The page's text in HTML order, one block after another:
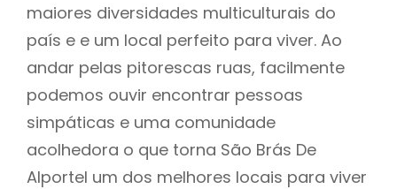
maiores diversidades multiculturais do
país e e um local perfeito para viver. Ao
andar pelas pitorescas ruas, facilmente
podemos ouvir encontrar pessoas
simpáticas e uma comunidade
acolhedora o que torna São Brás De
Alportel um dos melhores locais para viver